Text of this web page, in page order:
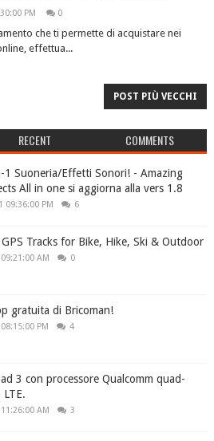
PM 0
che ti permette di acquistare nei
effettua...
POST PIÙ VECCHI
RECENT COMMENTS
1 Suoneria/Effetti Sonori! - Amazing
All in one si aggiorna alla vers 1.8
09:36:00 PM 6
Tracks for Bike, Hike, Ski & Outdoor
AM 0
gratuita di Bricoman!
PM 4
3 con processore Qualcomm quad-
LTE.
AM 3